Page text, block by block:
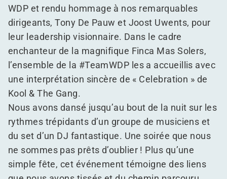
WDP et rendu hommage à nos remarquables
dirigeants, Tony De Pauw et Joost Uwents, pour
leur leadership visionnaire. Dans le cadre
enchanteur de la magnifique Finca Mas Solers,
l’ensemble de la #TeamWDP les a accueillis avec
une interprétation sincère de « Celebration » de
Kool & The Gang.
Nous avons dansé jusqu’au bout de la nuit sur les
rythmes trépidants d’un groupe de musiciens et
du set d’un DJ fantastique. Une soirée que nous
ne sommes pas prêts d’oublier ! Plus qu’une
simple fête, cet événement témoigne des liens